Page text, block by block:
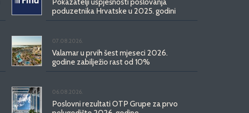
poduzetnika Hrvatske u 2025. godini
07.08.2026.
Valamar u prvih šest mjeseci 2026.
godine zabilježio rast od 10%
06.08.2026.
Poslovni rezultati OTP Grupe za prvo